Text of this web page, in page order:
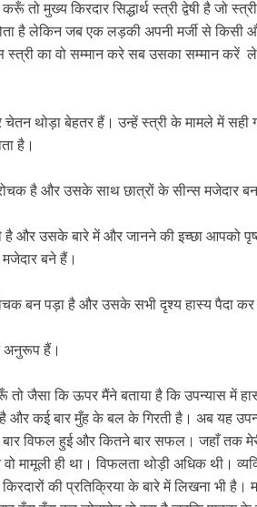
तो मुख्य किरदार सिद्धार्थ स्त्री द्वेषी है जो
है लेकिन जब एक लड़की अपनी मर्जी से किसी
का वो सम्मान करे सब उसका सम्मान करें
चेतन थोड़ा बेहतर हैं। उन्हें स्त्री के मामले में
है।
है और उसके साथ छात्रों के सीन्स मजेदार
है और उसके बारे में और जानने की इच्छा आपको
बने हैं।
रोचक बन पड़ा है और उसके सभी दृश्य हास्य पैदा
अनुरूप हैं।
तो जैसा कि ऊपर मैंने बताया है कि उपन्यास में
और कई बार मुँह के बल के गिरती है। अब यह
विफल हुई और कितने बार सफल। जहाँ तक
मामूली ही था। विफलता थोड़ी अधिक थी।
की प्रतिक्रिया के बारे में लिखना भी